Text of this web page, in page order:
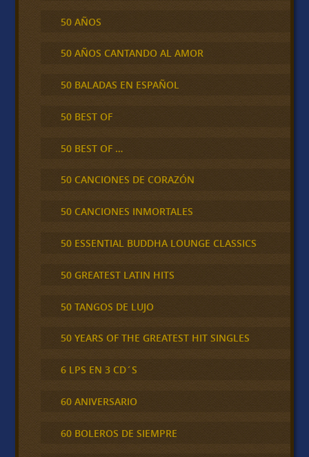
50 AÑOS
50 AÑOS CANTANDO AL AMOR
50 BALADAS EN ESPAÑOL
50 BEST OF
50 BEST OF …
50 CANCIONES DE CORAZÓN
50 CANCIONES INMORTALES
50 ESSENTIAL BUDDHA LOUNGE CLASSICS
50 GREATEST LATIN HITS
50 TANGOS DE LUJO
50 YEARS OF THE GREATEST HIT SINGLES
6 LPS EN 3 CD´S
60 ANIVERSARIO
60 BOLEROS DE SIEMPRE